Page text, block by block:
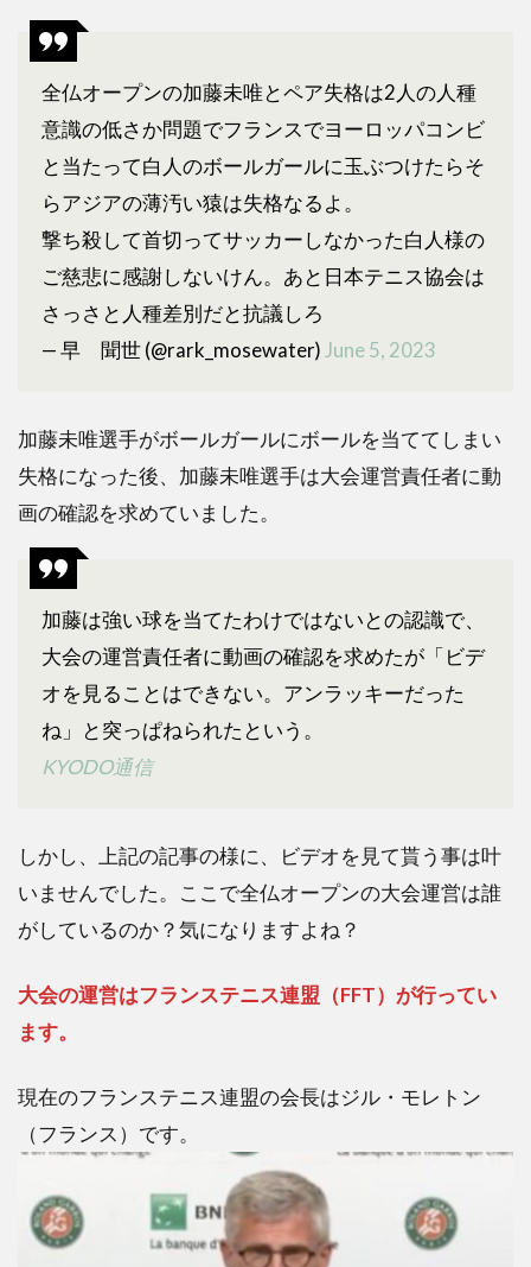
素行
がも
と悪
かっ
3
加藤
未唯
の失
由は
だっ
た
4
未唯
の失
格理
4
つ！
相手
の策
加藤
未唯
格理
4
つ！
まと
全仏オープンの加藤未唯とペア失格は2人の人種
意識の低さか問題でフランスでヨーロッパコンビ
と当たって白人のボールガールに玉ぶつけたらそ
らアジアの薄汚い猿は失格なるよ。
撃ち殺して首切ってサッカーしなかった白人様の
ご慈悲に感謝しないけん。あと日本テニス協会は
さっさと人種差別だと抗議しろ
— 早 聞世 (@rark_mosewater) June 5, 2023
加藤未唯選手がボールガールにボールを当ててしまい
失格になった後、加藤未唯選手は大会運営責任者に動
画の確認を求めていました。
加藤は強い球を当てたわけではないとの認識で、
大会の運営責任者に動画の確認を求めたが「ビデ
オを見ることはできない。アンラッキーだった
ね」と突っぱねられたという。
KYODO通信
しかし、上記の記事の様に、ビデオを見て貰う事は叶
いませんでした。ここで全仏オープンの大会運営は誰
がしているのか？気になりますよね？
大会の運営はフランステニス連盟（FFT）が行ってい
ます。
現在のフランステニス連盟の会長はジル・モレトン
（フランス）です。